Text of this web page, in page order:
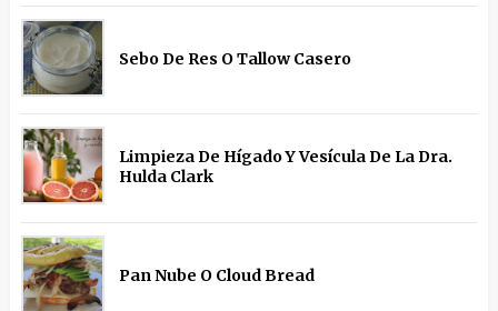
Sebo De Res O Tallow Casero
Limpieza De Hígado Y Vesícula De La Dra.
Hulda Clark
Pan Nube O Cloud Bread